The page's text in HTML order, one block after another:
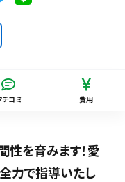
チコミ 費用
性を育みます！愛
全力で指導いたし